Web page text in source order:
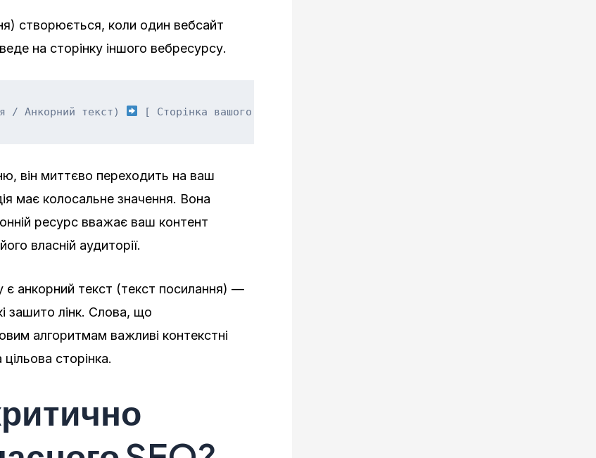
створюється, коли один вебсайт
на сторінку іншого вебресурсу.
/ Анкорний текст)
він миттєво переходить на ваш
має колосальне значення. Вона
ресурс вважає ваш контент
власній аудиторії.
анкорний текст (текст посилання) —
зашито лінк. Слова, що
алгоритмам важливі контекстні
сторінка.